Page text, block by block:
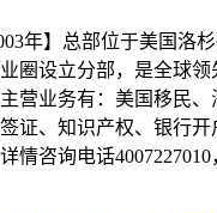
年】总部位于美国洛
圈设立分部，是全球领
营业务有：美国移民、
证、知识产权、银行开
情咨询电话4007227010